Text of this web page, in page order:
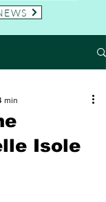
Isole
min